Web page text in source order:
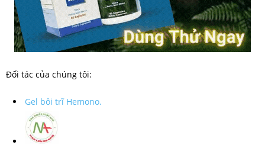
Đối tác của chúng tôi:
Gel bôi trĩ Hemono.